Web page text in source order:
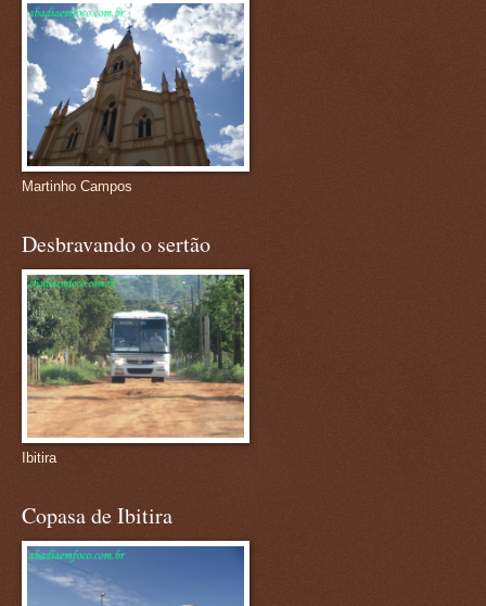
Martinho Campos
Desbravando o sertão
Ibitira
Copasa de Ibitira